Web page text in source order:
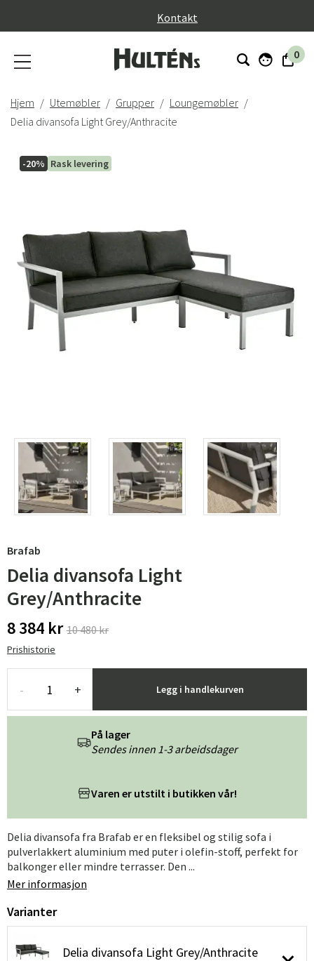
Kontakt
0
Hjem Utemøbler Grupper
Loungemøbler
Delia divansofa Light Grey/Anthracite
-20% Rask levering
Brafab
Delia divansofa Light
Grey/Anthracite
8 384 kr 10 480 kr
Prishistorie
- + Legg i handlekurven
Varen er utstilt i butikken vår!
På lager
Sendes innen 1-3 arbeidsdager
Delia divansofa fra Brafab er en fleksibel og stilig sofa i
pulverlakkert aluminium med puter i olefin-stoff, perfekt for
balkonger eller mindre terrasser. Den ...
Mer informasjon
Varianter
Delia divansofa Light Grey/Anthracite